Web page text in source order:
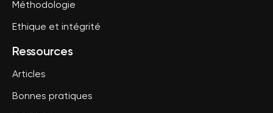
Méthodologie
Ethique et intégrité
Ressources
Articles
Bonnes pratiques